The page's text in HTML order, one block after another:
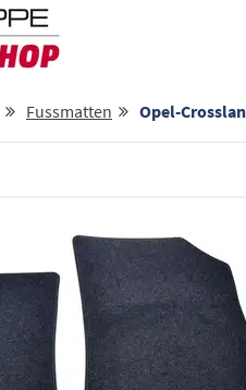
Fussmatten Opel-